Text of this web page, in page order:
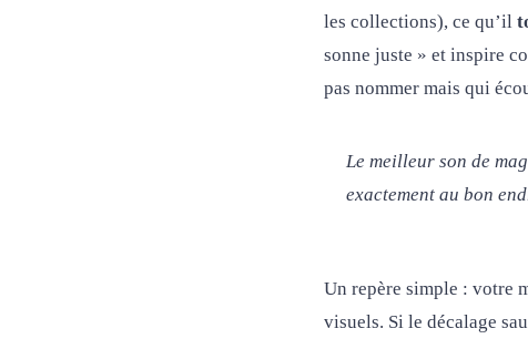
les collections), ce qu’il
sonne juste » et inspire
pas nommer mais qui
Le meilleur son de
exactement au bon
Un repère simple : votre
visuels. Si le décalage